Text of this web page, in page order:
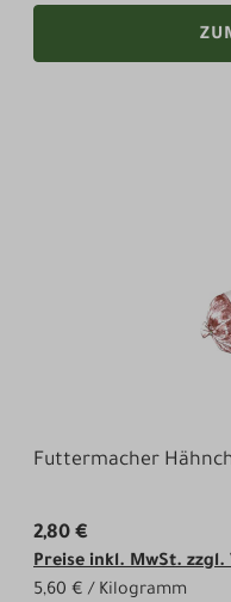
Futtermacher
2,80 €
Preise inkl. MwSt. zzgl.
5,60 € / Kilogramm